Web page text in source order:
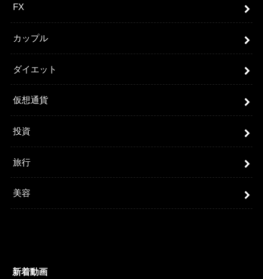
FX
カップル
ダイエット
仮想通貨
投資
旅行
美容
新着動画